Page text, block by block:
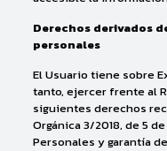
Derechos derivados
personales
El Usuario tiene sobre
tanto, ejercer frente al
siguientes derechos
Orgánica 3/2018, de 5
Personales y garantía